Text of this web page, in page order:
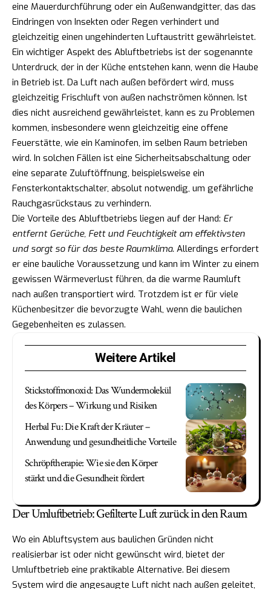
eine Mauerdurchführung oder ein Außenwandgitter, das das
Eindringen von Insekten oder Regen verhindert und
gleichzeitig einen ungehinderten Luftaustritt gewährleistet.
Ein wichtiger Aspekt des Abluftbetriebs ist der sogenannte
Unterdruck, der in der Küche entstehen kann, wenn die Haube
in Betrieb ist. Da Luft nach außen befördert wird, muss
gleichzeitig Frischluft von außen nachströmen können. Ist
dies nicht ausreichend gewährleistet, kann es zu Problemen
kommen, insbesondere wenn gleichzeitig eine offene
Feuerstätte, wie ein Kaminofen, im selben Raum betrieben
wird. In solchen Fällen ist eine Sicherheitsabschaltung oder
eine separate Zuluftöffnung, beispielsweise ein
Fensterkontaktschalter, absolut notwendig, um gefährliche
Rauchgasrückstaus zu verhindern.
Die Vorteile des Abluftbetriebs liegen auf der Hand: Er
entfernt Gerüche, Fett und Feuchtigkeit am effektivsten
und sorgt so für das beste Raumklima. Allerdings erfordert
er eine bauliche Voraussetzung und kann im Winter zu einem
gewissen Wärmeverlust führen, da die warme Raumluft
nach außen transportiert wird. Trotzdem ist er für viele
Küchenbesitzer die bevorzugte Wahl, wenn die baulichen
Gegebenheiten es zulassen.
Weitere Artikel
Stickstoffmonoxid: Das Wundermolekül
des Körpers – Wirkung und Risiken
Herbal Fu: Die Kraft der Kräuter –
Anwendung und gesundheitliche Vorteile
Schröpftherapie: Wie sie den Körper
stärkt und die Gesundheit fördert
Der Umluftbetrieb: Gefilterte Luft zurück in den Raum
Wo ein Abluftsystem aus baulichen Gründen nicht
realisierbar ist oder nicht gewünscht wird, bietet der
Umluftbetrieb eine praktikable Alternative. Bei diesem
System wird die angesaugte Luft nicht nach außen geleitet,